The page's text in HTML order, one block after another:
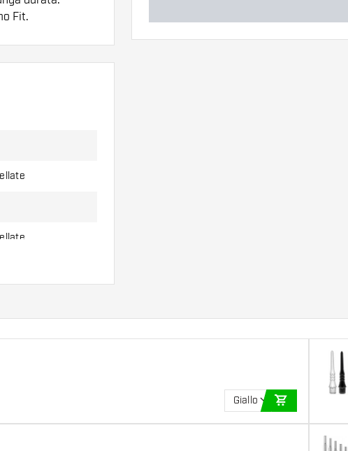
Fit.
e di
Giallo
AGGIUNGI